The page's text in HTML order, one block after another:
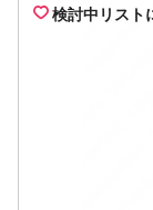
検討中リスト